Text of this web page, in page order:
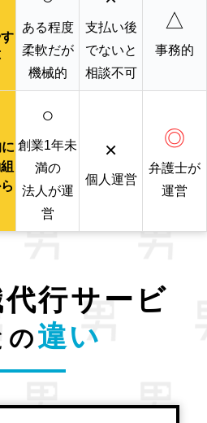
ある程度
柔軟だが
機械的
支払い後
でないと
相談不可
△
事務的
○
創業1年未
満の
法人が運
営
×
個人運営
◎
弁護士が
運営
行サービ
の違い